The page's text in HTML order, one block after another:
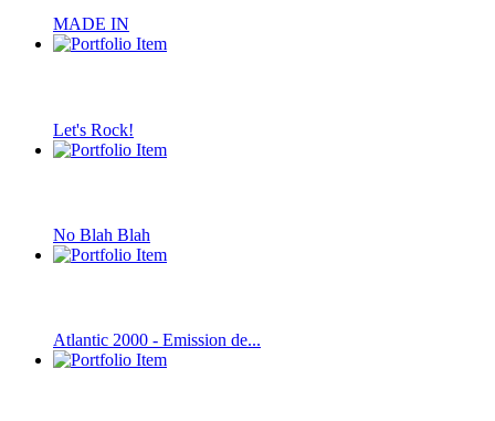
MADE IN
Let's Rock!
No Blah Blah
Atlantic 2000 - Emission de...